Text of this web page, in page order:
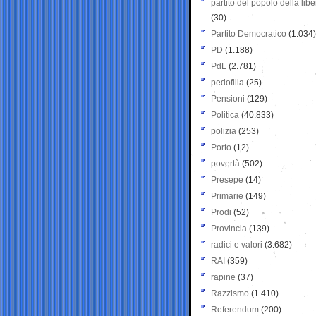
partito del popolo della
(30)
Partito Democratico (1.034)
PD (1.188)
PdL (2.781)
pedofilia (25)
Pensioni (129)
Politica (40.833)
polizia (253)
Porto (12)
povertà (502)
Presepe (14)
Primarie (149)
Prodi (52)
Provincia (139)
radici e valori (3.682)
RAI (359)
rapine (37)
Razzismo (1.410)
Referendum (200)